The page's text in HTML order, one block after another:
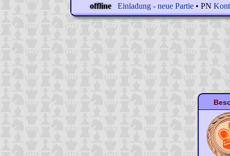
offline
Einladung - neue Partie • PN